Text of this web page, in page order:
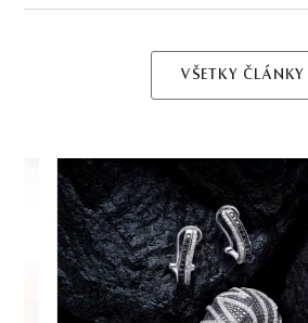
VŠETKY ČLÁNKY